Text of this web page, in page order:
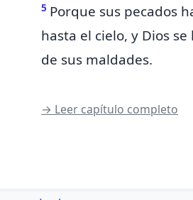
5 Porque sus pecados
hasta el cielo, y Dios
de sus maldades.
→ Leer capítulo completo